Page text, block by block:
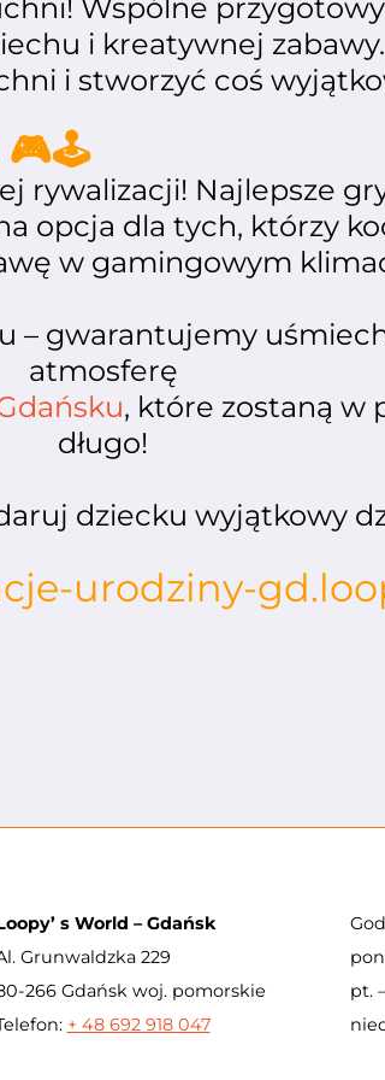
Wspólne
i kreatywnej
i stworzyć coś
🎮🕹️
rywalizacji! Najlepsze
opcja dla tych, którzy
w gamingowym
– gwarantujemy
atmosferę
, które zostaną w
długo!
dziecku wyjątkowy
urodziny-
s World – Gdańsk
Grunwaldzka 229
266 Gdańsk woj. pomorskie
+ 48 692 918 047
pt.